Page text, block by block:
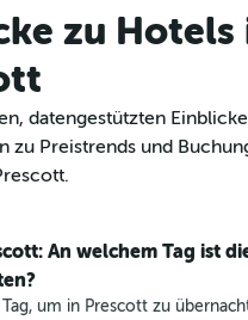
zu Hotels
datengestützten
zu Preistrends und
An welchem Tag ist
um in Prescott zu